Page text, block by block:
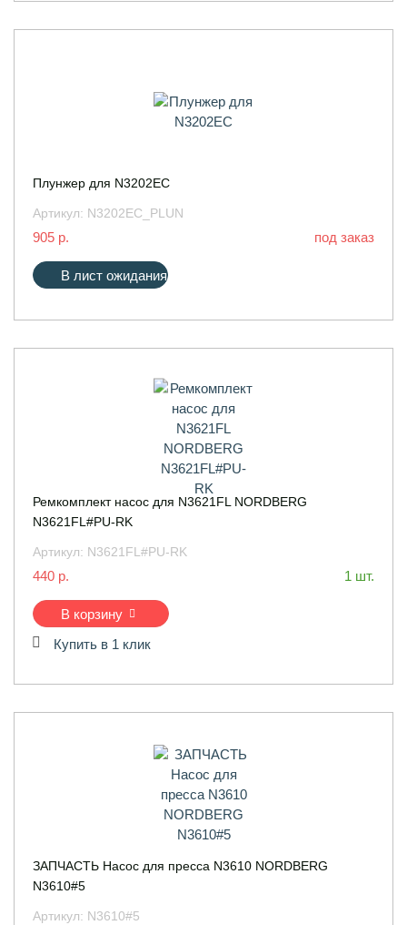
Плунжер для N3202EC
Артикул: N3202EC_PLUN
905 р. под заказ
В лист ожидания
Ремкомплект насос для N3621FL NORDBERG
N3621FL#PU-RK
Артикул: N3621FL#PU-RK
440 р. 1 шт.
В корзину
Купить в 1 клик
ЗАПЧАСТЬ Насос для пресса N3610 NORDBERG
N3610#5
Артикул: N3610#5